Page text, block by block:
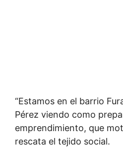
“Estamos en el barrio
Pérez viendo como
emprendimiento, que
rescata el tejido social.